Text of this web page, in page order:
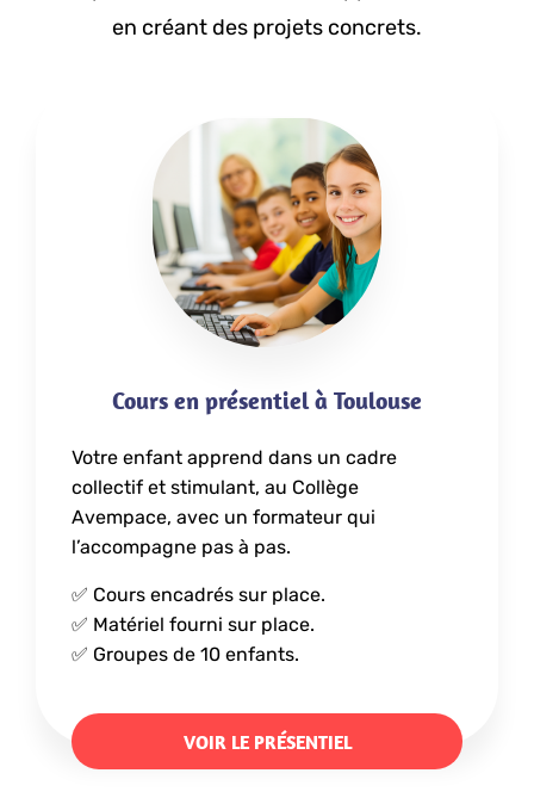
en créant des projets concrets.
Cours en présentiel à Toulouse
Votre enfant apprend dans un cadre
collectif et stimulant, au Collège
Avempace, avec un formateur qui
l’accompagne pas à pas.
✅ Cours encadrés sur place.
✅ Matériel fourni sur place.
✅ Groupes de 10 enfants.
VOIR LE PRÉSENTIEL